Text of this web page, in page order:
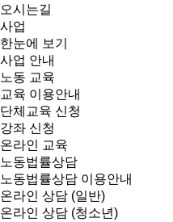
오시는길
사업
한눈에 보기
사업 안내
노동 교육
교육 이용안내
단체교육 신청
강좌 신청
온라인 교육
노동법률상담
노동법률상담 이용안내
온라인 상담 (일반)
온라인 상담 (청소년)